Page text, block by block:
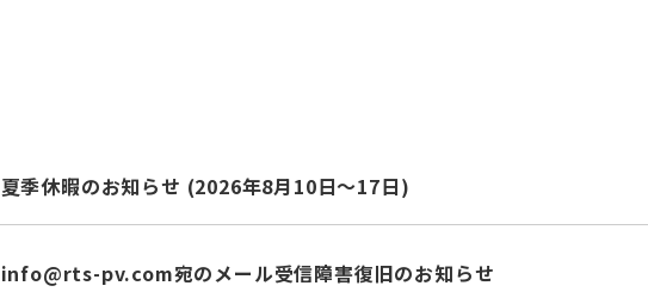
夏季休暇のお知らせ (2026年8月10日～17日)
info@rts-pv.com宛のメール受信障害復旧のお知らせ